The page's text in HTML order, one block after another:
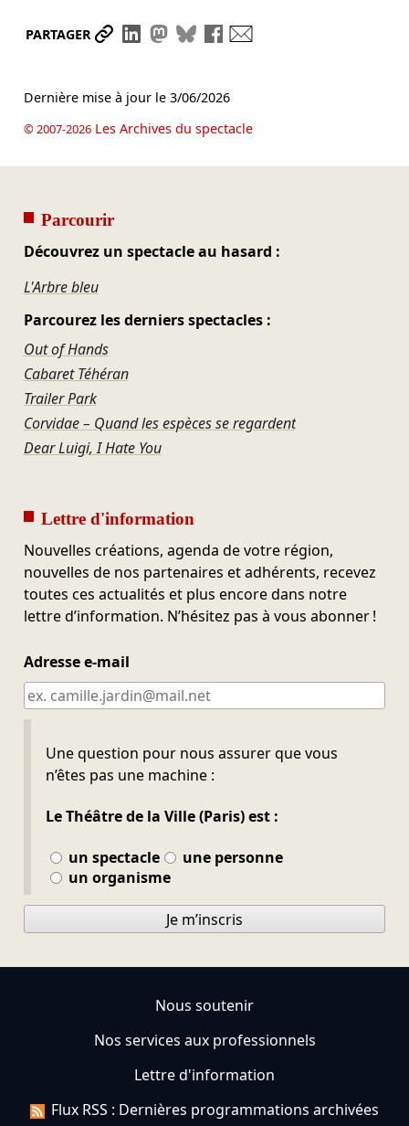
PARTAGER Partager le lien
Partager sur LinkedIn
Partager sur Mastodon
Partager sur Bluesky
Partager sur Facebook
Dernière mise à jour le 3/06/2026
© 2007-2026Les Archives du spectacle
Parcourir
Découvrez un spectacle au hasard :
L'Arbre bleu
Parcourez les derniers spectacles :
Out of Hands
Cabaret Téhéran
Trailer Park
Corvidae – Quand les espèces se regardent
Dear Luigi, I Hate You
Lettre d'information
Nouvelles créations, agenda de votre région,
nouvelles de nos partenaires et adhérents, recevez
toutes ces actualités et plus encore dans notre
lettre d’information. N’hésitez pas à vous abonner !
Adresse e-mail
Une question pour nous assurer que vous
n’êtes pas une machine :
Le Théâtre de la Ville (Paris) est :
un spectacle
une personne
un organisme
Ne pas remplir
Je m’inscris
Nous soutenir
Nos services aux professionnels
Lettre d'information
Flux RSS : Dernières programmations archivées